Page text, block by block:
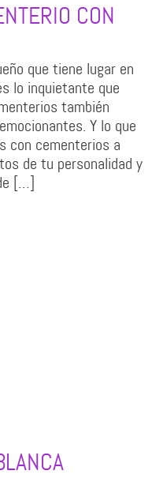
CON
que tiene lugar en
lo inquietante que
también
Y lo que
con cementerios a
de tu personalidad y
[…]